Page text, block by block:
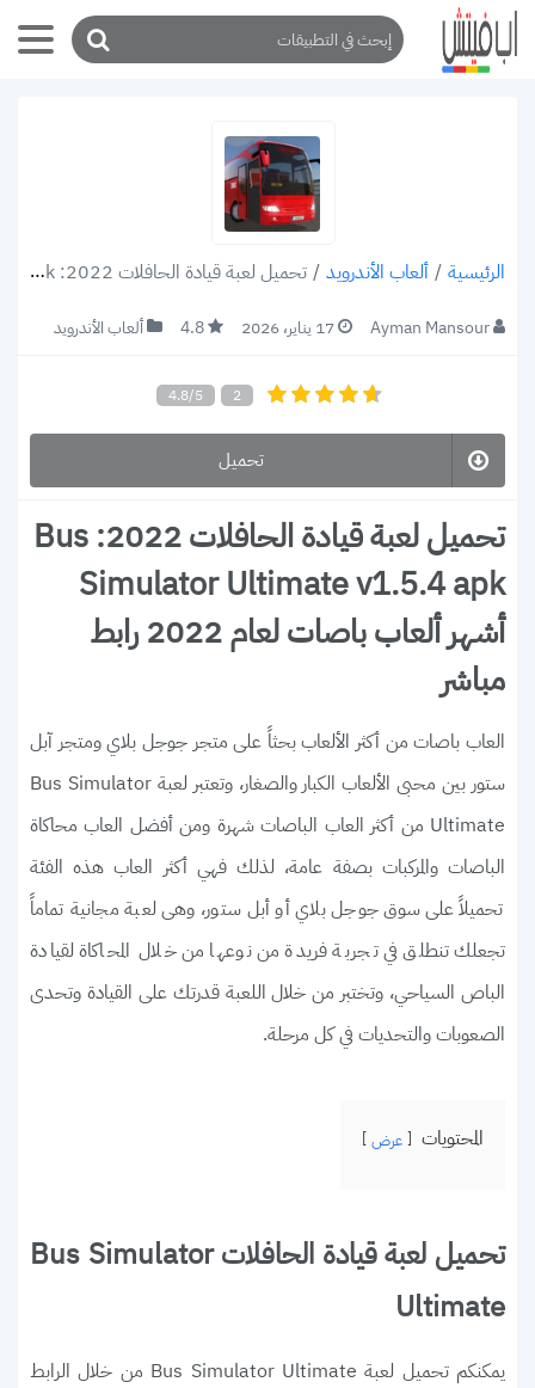
الرئيسية / ألعاب الأندرويد / تحميل لعبة قيادة الحافلات 2022: Bus Simulator Ultimate v1.5.4 apk أشهر ألعاب باصات لعام 2022 رابط مباشر
Ayman Mansour 17 يناير، 2026 4.8 ألعاب الأندرويد
4.8/5 2
تحميل
تحميل لعبة قيادة الحافلات 2022: Bus
Simulator Ultimate v1.5.4 apk
أشهر ألعاب باصات لعام 2022 رابط
مباشر
العاب باصات من أكثر الألعاب بحثاً على متجر جوجل بلاي ومتجر آبل
ستور بين محبى الألعاب الكبار والصغار، وتعتبر لعبة Bus Simulator
Ultimate من أكثر العاب الباصات شهرة ومن أفضل العاب محاكاة
الباصات والمركبات بصفة عامة، لذلك فهي أكثر العاب هذه الفئة
تحميلاً على سوق جوجل بلاي أو أبل ستور، وهى لعبة مجانية تماماً
تجعلك تنطلق في تجربة فريدة من نوعها من خلال المحاكاة لقيادة
الباص السياحي، وتختبر من خلال اللعبة قدرتك على القيادة وتحدى
الصعوبات والتحديات في كل مرحلة.
المحتويات عرض
تحميل لعبة قيادة الحافلات Bus Simulator
Ultimate
يمكنكم تحميل لعبة Bus Simulator Ultimate من خلال الرابط